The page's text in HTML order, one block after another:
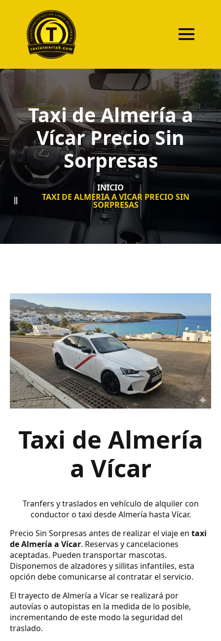
Taxi de Almería a
Vícar Precio Sin
Sorpresas
INICIO
TAXI DE ALMERÍA A VÍCAR PRECIO SIN
SORPRESAS
Taxi de Almería
a Vícar
Tranfers y traslados en vehículo de alquiler con
conductor o taxi desde Almería hasta Vícar.
Precio Sin Sorpresas antes de realizar el viaje en taxi
de Almería a Vícar. Reservas y cancelaciones
aceptadas. Pueden transportar mascotas.
Disponemos de alzadores y sillitas infantiles, esta
opción debe comunicarse al contratar el servicio.
El trayecto de Almería a Vícar se realizará por
autovías o autopistas en la medida de lo posible,
incrementando de este modo la seguridad del
traslado.